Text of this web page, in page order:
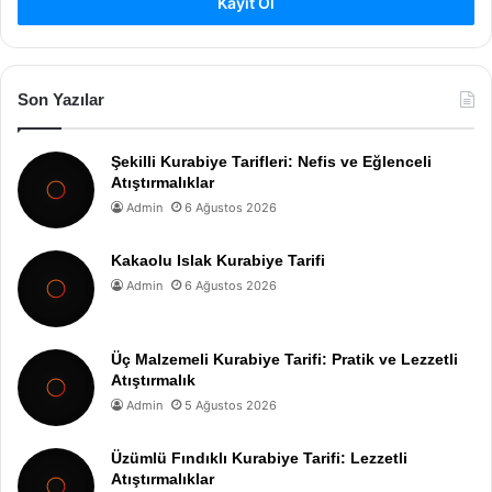
Son Yazılar
Şekilli Kurabiye Tarifleri: Nefis ve Eğlenceli
Atıştırmalıklar
Admin 6 Ağustos 2026
Kakaolu Islak Kurabiye Tarifi
Admin 6 Ağustos 2026
Üç Malzemeli Kurabiye Tarifi: Pratik ve Lezzetli
Atıştırmalık
Admin 5 Ağustos 2026
Üzümlü Fındıklı Kurabiye Tarifi: Lezzetli
Atıştırmalıklar